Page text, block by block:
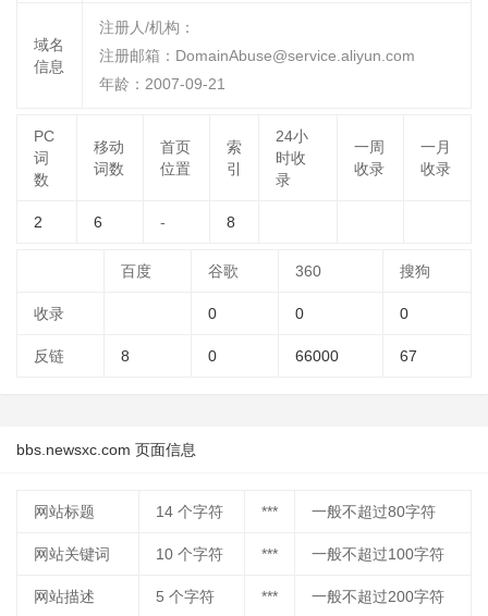
域名
信息
注册人/机构：
注册邮箱：DomainAbuse@service.aliyun.com
年龄：2007-09-21
PC
词
数
移动
词数
首页
位置
索
引
24小
时收
录
一周
收录
一月
收录
2 6 - 8
百度 谷歌 360 搜狗
收录 0 0 0
反链 8 0 66000 67
bbs.newsxc.com 页面信息
网站标题 14 个字符 *** 一般不超过80字符
网站关键词 10 个字符 *** 一般不超过100字符
网站描述 5 个字符 *** 一般不超过200字符